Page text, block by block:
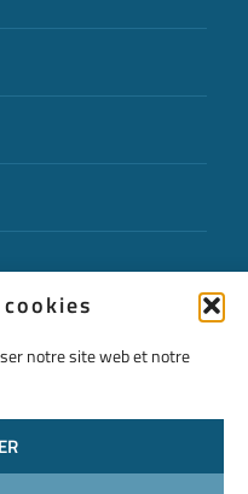
notre site web et notre
NOUS